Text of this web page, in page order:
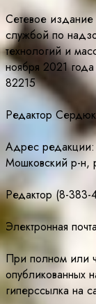
Сетевое
службой по
технологий и
ноября 2021
82215
Редактор
Адрес
Мошковский р-н,
Редактор (8-383-
Электронная
При полном или
опубликованных
гиперссылка на